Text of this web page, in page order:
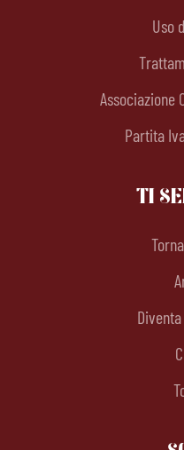
Uso
Associazione
Partita
TI